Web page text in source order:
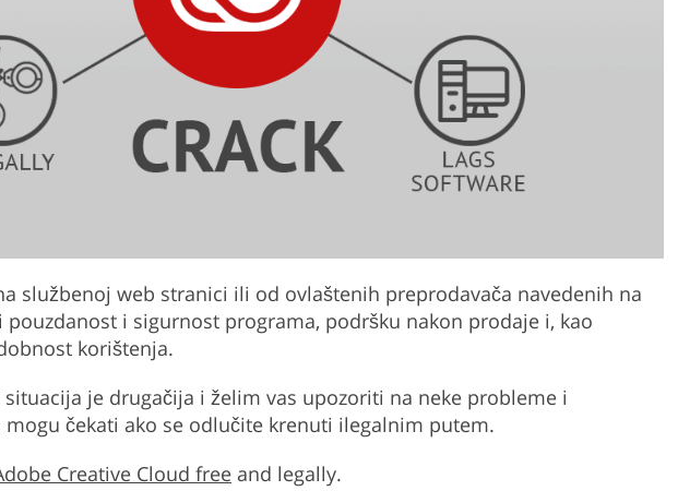
službenoj web stranici ili od ovlaštenih preprodavača navedenih na
pouzdanost i sigurnost programa, podršku nakon prodaje i, kao
korištenja.
situacija je drugačija i želim vas upozoriti na neke probleme i
mogu čekati ako se odlučite krenuti ilegalnim putem.
Creative Cloud free and legally.